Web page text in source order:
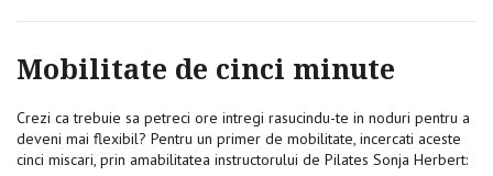
Mobilitate de cinci minute
Crezi ca trebuie sa petreci ore intregi rasucindu-te in noduri pentru a
deveni mai flexibil? Pentru un primer de mobilitate, incercati aceste
cinci miscari, prin amabilitatea instructorului de Pilates Sonja Herbert: